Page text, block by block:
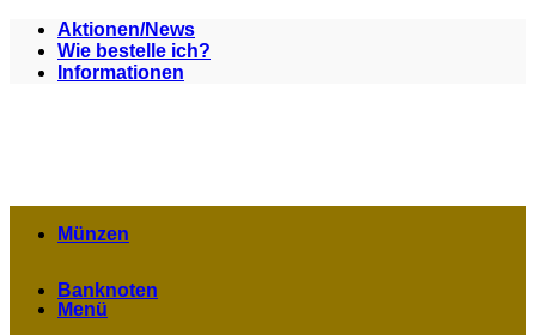
Zum
Inhalt
springen
Aktionen/News
Wie bestelle ich?
Informationen
Menü
Münzen
Banknoten